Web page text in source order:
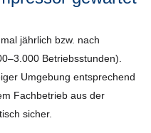
jährlich bzw. nach
Betriebsstunden).
Umgebung entsprechend
Fachbetrieb aus der
sicher.